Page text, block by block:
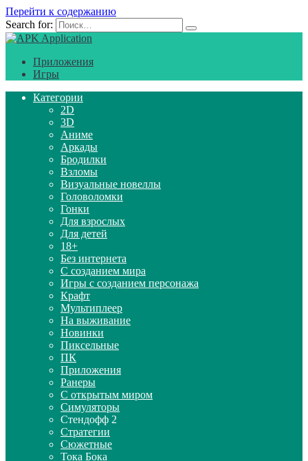
Перейти к содержанию
Search for:
Приложения
Игры
Категории
2D
3D
Аниме
Аркады
Бродилки
Взломы
Визуальные новеллы
Головоломки
Гонки
Для взрослых
Для детей
18+
Без интернета
С созданием мира
Игры с созданием персонажа
Крафт
Мультиплеер
На выживание
Новинки
Пиксельные
ПК
Приложения
Ранеры
С открытым миром
Симуляторы
Стендофф 2
Стратегии
Сюжетные
Тока Бока